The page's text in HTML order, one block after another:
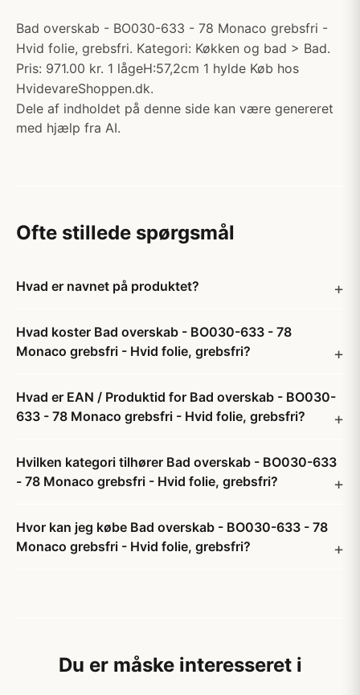
Bad overskab - BO030-633 - 78 Monaco grebsfri -
Hvid folie, grebsfri. Kategori: Køkken og bad > Bad.
Pris: 971.00 kr. 1 lågeH:57,2cm 1 hylde Køb hos
HvidevareShoppen.dk.
Dele af indholdet på denne side kan være genereret
med hjælp fra AI.
Ofte stillede spørgsmål
Hvad er navnet på produktet?
Hvad koster Bad overskab - BO030-633 - 78
Monaco grebsfri - Hvid folie, grebsfri?
Hvad er EAN / Produktid for Bad overskab - BO030-
633 - 78 Monaco grebsfri - Hvid folie, grebsfri?
Hvilken kategori tilhører Bad overskab - BO030-633
- 78 Monaco grebsfri - Hvid folie, grebsfri?
Hvor kan jeg købe Bad overskab - BO030-633 - 78
Monaco grebsfri - Hvid folie, grebsfri?
Du er måske interesseret i